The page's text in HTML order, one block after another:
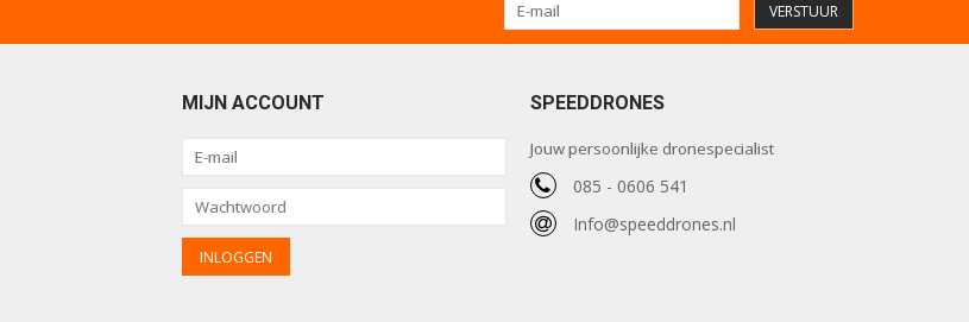
VERSTUUR
MIJN ACCOUNT SPEEDDRONES
Jouw persoonlijke dronespecialist
085 - 0606 541
Info@speeddrones.nl